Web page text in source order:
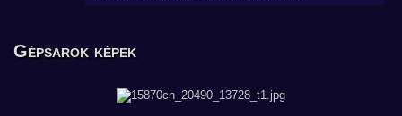
Gépsarok képek